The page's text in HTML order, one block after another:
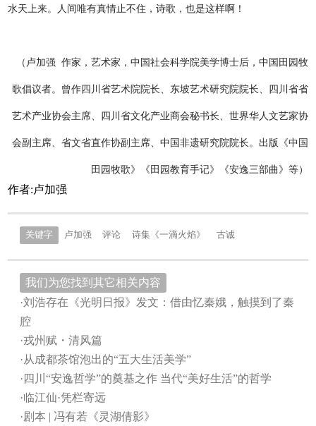
水天上来。人间唯有真情止不住，诗歌，也是这样啊！
（卢加强 作家，艺术家，中国社会科学院美学博士后，中国田园牧
歌倡议者。曾作四川省艺术院院长、东坡艺术研究院院长、四川省省
艺术产业协会主席、四川省文化产业商会秘书长、世界华人文艺家协
会副主席、省文省直作协副主席、中国非遗研究院院长。出版《中国
田园牧歌》《田园教育手记》《安逸三部曲》等）
作者:卢加强
关键字 卢加强 评论 诗集《一滴火焰》 古诚
我们为您找到其它相关内容
·刘浩存在《光明日报》发文：借由忆秦娥，触摸到了秦
腔
·戎州赋・清风篇
·从成都茶馆泡出的“五大生活美学”
·四川“安逸哲学”的奠基之作 当代“美好生活”的哲学
·临江仙·凭栏寄远
·剧本 | 冯有若《灵湖倩影》